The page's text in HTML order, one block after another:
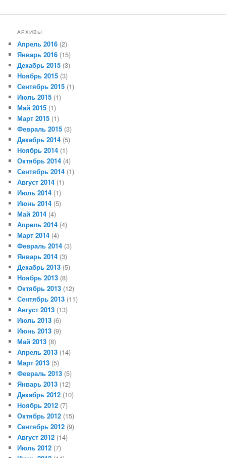
АРХИВЫ
Апрель 2016 (2)
Январь 2016 (15)
Декабрь 2015 (3)
Ноябрь 2015 (3)
Сентябрь 2015 (1)
Июль 2015 (1)
Май 2015 (1)
Март 2015 (1)
Февраль 2015 (3)
Декабрь 2014 (5)
Ноябрь 2014 (1)
Октябрь 2014 (4)
Сентябрь 2014 (1)
Август 2014 (1)
Июль 2014 (1)
Июнь 2014 (5)
Май 2014 (4)
Апрель 2014 (4)
Март 2014 (4)
Февраль 2014 (3)
Январь 2014 (3)
Декабрь 2013 (5)
Ноябрь 2013 (8)
Октябрь 2013 (12)
Сентябрь 2013 (11)
Август 2013 (13)
Июль 2013 (6)
Июнь 2013 (9)
Май 2013 (8)
Апрель 2013 (14)
Март 2013 (5)
Февраль 2013 (5)
Январь 2013 (12)
Декабрь 2012 (10)
Ноябрь 2012 (7)
Октябрь 2012 (15)
Сентябрь 2012 (9)
Август 2012 (14)
Июль 2012 (7)